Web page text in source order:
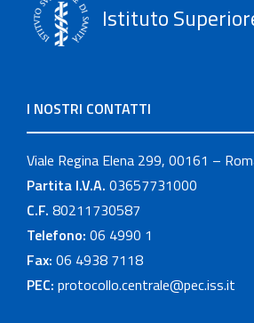
Istituto
I NOSTRI CONTATTI
Viale Regina Elena 299, 00161 –
Partita I.V.A. 03657731000
C.F. 80211730587
Telefono: 06 4990 1
Fax: 06 4938 7118
PEC: protocollo.centrale@pec.iss.it